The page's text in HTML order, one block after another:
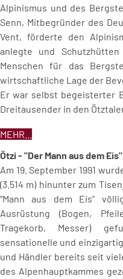
Alpinismus und des
Senn, Mitbegründer des
Vent, förderte den
anlegte und
Menschen für das
wirtschaftliche Lage der
Er war selbst begeisterter
Dreitausender in den
MEHR...
Ötzi - "Der Mann aus dem Eis"
Am 19. September 1991
(3.514 m) hinunter zum
“Mann aus dem Eis”
Ausrüstung (Bogen,
Tragekorb, Messer)
sensationelle und
und Händler bereits seit
des Alpenhauptkammes